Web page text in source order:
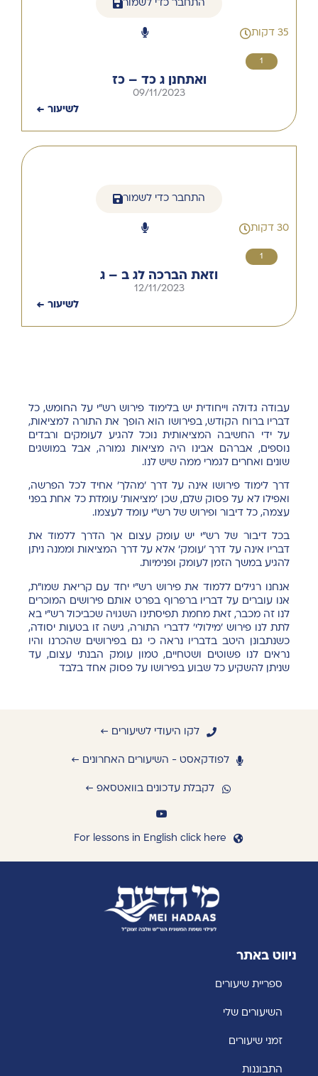
התחבר כדי לשמור
35 דקות
1
ואתחנן ג כד – כז
09/11/2023
לשיעור ←
התחבר כדי לשמור
30 דקות
1
וזאת הברכה לג ב – ג
12/11/2023
לשיעור ←
עבודה גדולה וייחודית יש בלימוד פירוש רש"י על החומש, כל
דבריו ברוח הקודש, בפירושו הוא הופך את התורה למציאות,
על ידי החשיבה המציאותית נוכל להגיע לעומקים ורבדים
נוספים, אברהם אבינו היה מציאות גמורה, אבל במושגים
שונים ואחרים לגמרי ממה שיש לנו.
דרך לימוד פירושו אינה על דרך 'מהלך' אחיד לכל הפרשה,
ואפילו לא על פסוק שלם, שכן 'מציאות' עומדת כל אחת בפני
עצמה, כל דיבור ופירוש של רש"י עומד לעצמו.
בכל דיבור של רש"י יש עומק עצום אך הדרך ללמוד את
דבריו אינה על דרך 'עומק' אלא על דרך המציאות וממנה ניתן
להגיע במשך הזמן לעומק ופנימיות.
אנחנו רגילים ללמוד את פירוש רש"י יחד עם קריאת שמו"ת,
אנו עוברים על דבריו ברפרוף בפרט אותם פירושים המוכרים
לנו זה מכבר, זאת מחמת תפיסתינו השגויה שכביכול רש"י בא
לתת לנו פירוש 'מילולי' לדברי התורה, גישה זו בטעות יסודה,
כשנתבונן היטב בדבריו נראה כי גם בפירושים שהכרנו והיו
נראים לנו פשוטים ושטחיים, טמון עומק הבנתי עצום, עד
שניתן להשקיע כל שבוע בפירושו על פסוק אחד בלבד
לקו היעודי לשיעורים ←
לפודקאסט - השיעורים האחרונים ←
לקבלת עדכונים בוואטסאפ ←
For lessons in English click here
ניווט באתר
ספריית שיעורים
השיעורים שלי
זמני שיעורים
התבוננות